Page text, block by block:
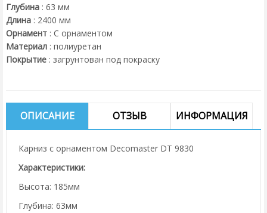
Глубина : 63 мм
Длина : 2400 мм
Орнамент : С орнаментом
Материал : полиуретан
Покрытие : загрунтован под покраску
ОПИСАНИЕ ОТЗЫВ ИНФОРМАЦИЯ
Карниз с орнаментом Decomaster DT 9830
Характеристики:
Высота: 185мм
Глубина: 63мм